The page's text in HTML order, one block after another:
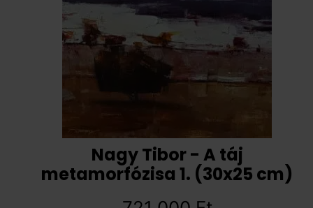
Nagy Tibor - A táj
metamorfózisa 1. (30x25 cm)